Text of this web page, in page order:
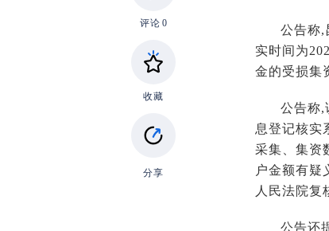
评论 0
收藏
分享
公告称,
实时间为
金的受损集
公告称,
息登记核实
采集、集资
户金额有疑
人民法院复
公告还